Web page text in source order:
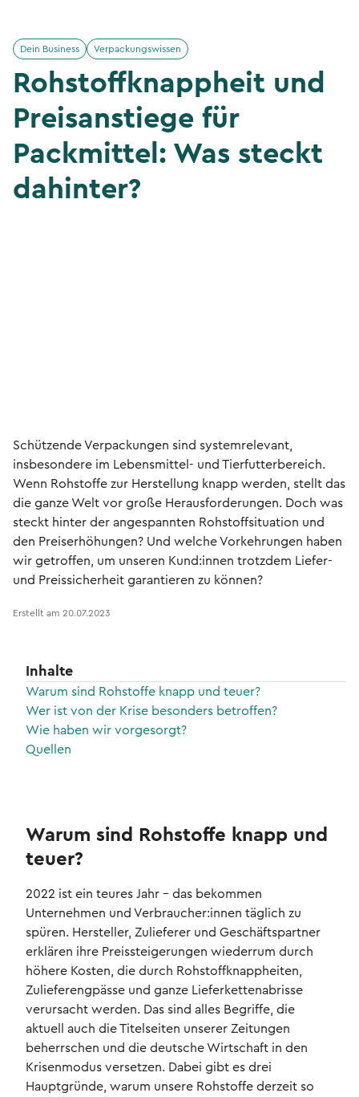
Dein Business Verpackungswissen
Rohstoffknappheit und
Preisanstiege für
Packmittel: Was steckt
dahinter?
Schützende Verpackungen sind systemrelevant,
insbesondere im Lebensmittel- und Tierfutterbereich.
Wenn Rohstoffe zur Herstellung knapp werden, stellt das
die ganze Welt vor große Herausforderungen. Doch was
steckt hinter der angespannten Rohstoffsituation und
den Preiserhöhungen? Und welche Vorkehrungen haben
wir getroffen, um unseren Kund:innen trotzdem Liefer-
und Preissicherheit garantieren zu können?
Erstellt am 20.07.2023
Inhalte
Warum sind Rohstoffe knapp und teuer?
Wer ist von der Krise besonders betroffen?
Wie haben wir vorgesorgt?
Quellen
Warum sind Rohstoffe knapp und
teuer?
2022 ist ein teures Jahr – das bekommen
Unternehmen und Verbraucher:innen täglich zu
spüren. Hersteller, Zulieferer und Geschäftspartner
erklären ihre Preissteigerungen wiederrum durch
höhere Kosten, die durch Rohstoffknappheiten,
Zulieferengpässe und ganze Lieferkettenabrisse
verursacht werden. Das sind alles Begriffe, die
aktuell auch die Titelseiten unserer Zeitungen
beherrschen und die deutsche Wirtschaft in den
Krisenmodus versetzen. Dabei gibt es drei
Hauptgründe, warum unsere Rohstoffe derzeit so